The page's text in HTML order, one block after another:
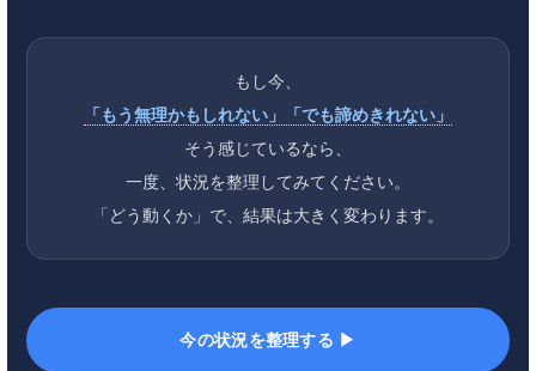
もし今、
「もう無理かもしれない」「でも諦めきれない」
そう感じているなら、
一度、状況を整理してみてください。
「どう動くか」で、結果は大きく変わります。
今の状況を整理する ▶︎